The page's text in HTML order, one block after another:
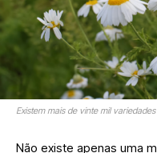
Existem mais de vinte mil
Não existe apenas uma